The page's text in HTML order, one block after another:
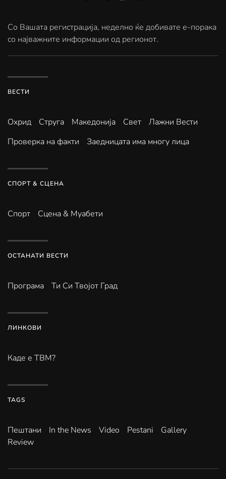
Со Вашата регистрација, неделно ќе добивате е-порака
со најважните информации од регионот.
ВЕСТИ
Охрид Струга Македонија Свет
Лажни Вести
Проверка на факти
Заедницата има многу лица
СПОРТ & СЦЕНА
Спорт Сцена & Муабети
ОСТАНАТИ ВЕСТИ
Програма Ти Си Твојот Град
ЛИНКОВИ
Каде е ТВМ?
TAGS
Пештани In the News Video Pestani
Gallery
Review